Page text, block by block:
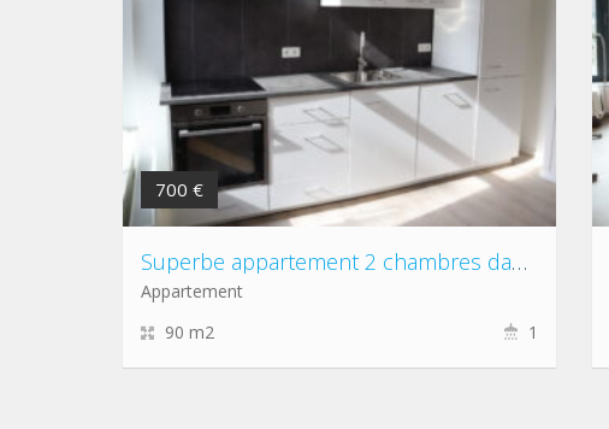
700 €
Superbe appartement 2 chambres dans l’hyper-centre de Liège
Appartement
90 m2
1